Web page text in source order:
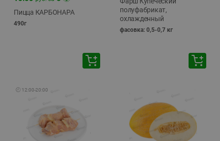
Пицца КАРБОНАРА
490г
полуфабрикат,
охлажденный
фасовка: 0,5-0,7 кг
🕘 12:00-20:00